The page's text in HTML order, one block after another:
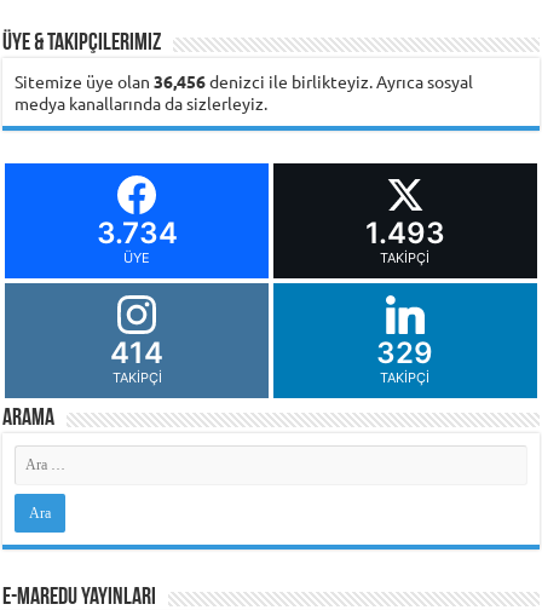
Üye & Takipçilerimiz
Sitemize üye olan36,456denizci ile birlikteyiz. Ayrıca sosyal
medya kanallarında da sizlerleyiz.
3.734
ÜYE
1.493
TAKIPÇI
414
TAKIPÇI
329
TAKIPÇI
Arama
e-MarEdu Yayınları